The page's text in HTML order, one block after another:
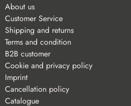
About us
Customer Service
Shipping and returns
Terms and condition
B2B customer
Cookie and privacy policy
Imprint
Cancellation policy
Catalogue